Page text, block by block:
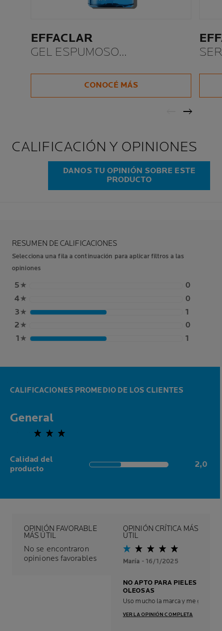
EFFACLAR
GEL ESPUMOSO
CONOCÉ MÁS
CALIFICACIÓN Y OPINIONES
DANOS TU OPINIÓN SOBRE ESTE
PRODUCTO
RESUMEN DE CALIFICACIONES
Selecciona una fila a continuación para aplicar filtros a las
opiniones
5 ★
0
4★
0
3★
1
2 ★
0
1 ★ 1
CALIFICACIONES PROMEDIO DE LOS CLIENTES
General
2,0 out of 5 stars
Calidad del
producto
2,0 out of 5 stars 2,0
OPINIÓN FAVORABLE
MÁS ÚTIL
No se encontraron
opiniones favorables
OPINIÓN CRÍTICA MÁS
ÚTIL
María - 16/1/2025
NO APTO PARA PIELES
OLEOSAS
Uso mucho la marca y me gusta,
VER LA OPINIÓN COMPLETA